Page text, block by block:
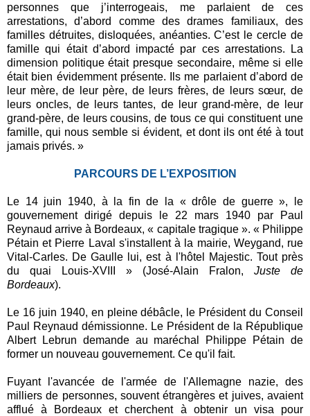
personnes que j’interrogeais, me parlaient de ces
arrestations, d’abord comme des drames familiaux, des
familles détruites, disloquées, anéanties. C’est le cercle de
famille qui était d’abord impacté par ces arrestations. La
dimension politique était presque secondaire, même si elle
était bien évidemment présente. Ils me parlaient d’abord de
leur mère, de leur père, de leurs frères, de leurs sœur, de
leurs oncles, de leurs tantes, de leur grand-mère, de leur
grand-père, de leurs cousins, de tous ce qui constituent une
famille, qui nous semble si évident, et dont ils ont été à tout
jamais privés. »
PARCOURS DE L’EXPOSITION
Le 14 juin 1940, à la fin de la « drôle de guerre », le
gouvernement dirigé depuis le 22 mars 1940 par Paul
Reynaud arrive à Bordeaux, « capitale tragique ». « Philippe
Pétain et Pierre Laval s'installent à la mairie, Weygand, rue
Vital-Carles. De Gaulle lui, est à l'hôtel Majestic. Tout près
du quai Louis-XVIII » (José-Alain Fralon, Juste de
Bordeaux).
Le 16 juin 1940, en pleine débâcle, le Président du Conseil
Paul Reynaud démissionne. Le Président de la République
Albert Lebrun demande au maréchal Philippe Pétain de
former un nouveau gouvernement. Ce qu'il fait.
Fuyant l'avancée de l'armée de l'Allemagne nazie, des
milliers de personnes, souvent étrangères et juives, avaient
afflué à Bordeaux et cherchent à obtenir un visa pour